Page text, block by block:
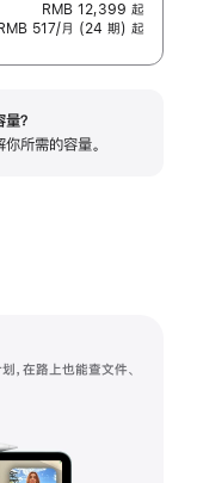
RMB 12,399 起
517/月 (24 期) 起
？
所需的容量。
，在路上也能查文件、